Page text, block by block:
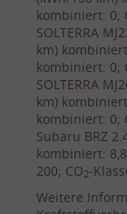
kombiniert: 0;
SOLTERRA
km)
kombiniert: 0;
SOLTERRA
km)
kombiniert: 0;
Subaru BRZ
kombiniert:
200; CO2-
Weitere